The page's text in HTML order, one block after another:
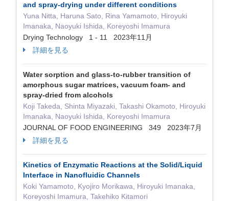
and spray-drying under different conditions
Yuna Nitta, Haruna Sato, Rina Yamamoto, Hiroyuki
Imanaka, Naoyuki Ishida, Koreyoshi Imamura
Drying Technology 1 - 11 2023年11月
詳細を見る
Water sorption and glass-to-rubber transition of
amorphous sugar matrices, vacuum foam- and
spray-dried from alcohols
Koji Takeda, Shinta Miyazaki, Takashi Okamoto, Hiroyuki
Imanaka, Naoyuki Ishida, Koreyoshi Imamura
JOURNAL OF FOOD ENGINEERING 349 2023年7月
詳細を見る
Kinetics of Enzymatic Reactions at the Solid/Liquid
Interface in Nanofluidic Channels
Koki Yamamoto, Kyojiro Morikawa, Hiroyuki Imanaka,
Koreyoshi Imamura, Takehiko Kitamori